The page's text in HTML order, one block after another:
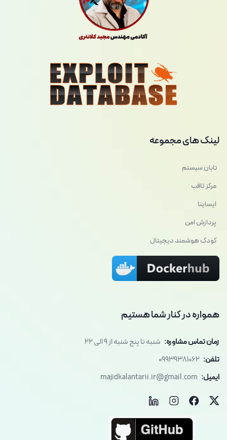
لینک های مجموعه
تابان سیستم
مرکز ثاقب
ایساینا
پردازش امن
کودک هوشمند دیجیتال
همواره در کنار شما هستیم
زمان تماس مشاوره: شنبه تا پنج شنبه از 9 الی 22
تلفن: 09939381062
ایمیل: majidkalantarii.ir@gmail.com